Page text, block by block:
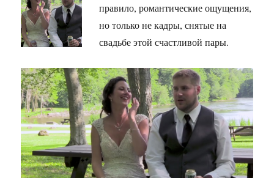
правило, романтические ощущения,
но только не кадры, снятые на
свадьбе этой счастливой пары.